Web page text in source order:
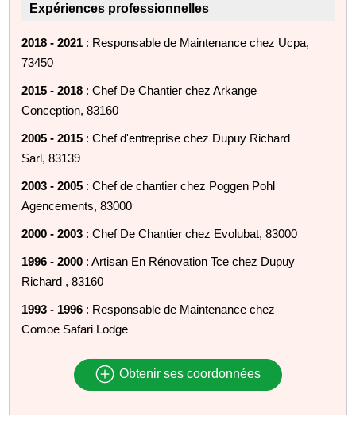
Expériences professionnelles
2018 - 2021 : Responsable de Maintenance chez Ucpa,
73450
2015 - 2018 : Chef De Chantier chez Arkange
Conception, 83160
2005 - 2015 : Chef d'entreprise chez Dupuy Richard
Sarl, 83139
2003 - 2005 : Chef de chantier chez Poggen Pohl
Agencements, 83000
2000 - 2003 : Chef De Chantier chez Evolubat, 83000
1996 - 2000 : Artisan En Rénovation Tce chez Dupuy
Richard , 83160
1993 - 1996 : Responsable de Maintenance chez
Comoe Safari Lodge
Obtenir ses coordonnées